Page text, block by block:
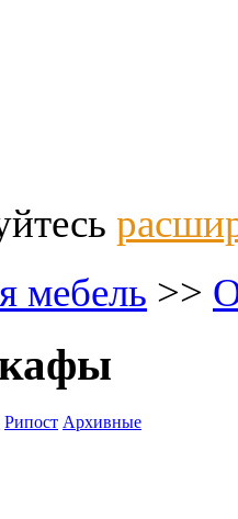
мебель >>
Рипост Архивные